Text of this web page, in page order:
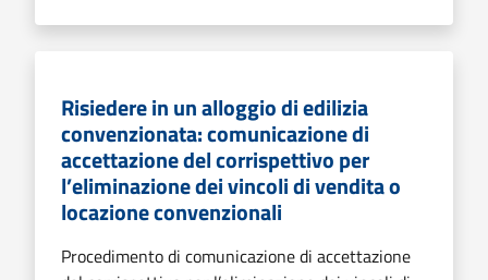
Risiedere in un alloggio di edilizia
convenzionata: comunicazione di
accettazione del corrispettivo per
l’eliminazione dei vincoli di vendita o
locazione convenzionali
Procedimento di comunicazione di accettazione